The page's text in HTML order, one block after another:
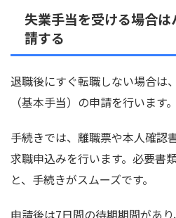
失業手当を受ける場合
請する
退職後にすぐ転職しない場合は
（基本手当）の申請を行います。
手続きでは、離職票や本人確認
求職申込みを行います。必要書
と、手続きがスムーズです。